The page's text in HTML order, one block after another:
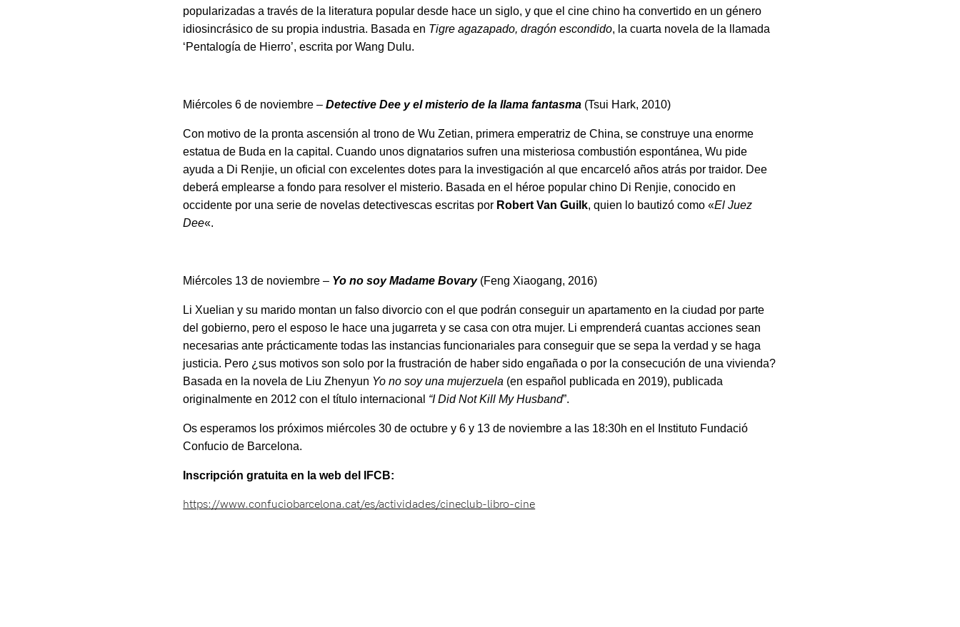
popularizadas a través de la literatura popular desde hace un siglo, y que el cine chino ha convertido en un género
idiosincrásico de su propia industria. Basada en Tigre agazapado, dragón escondido, la cuarta novela de la llamada
‘Pentalogía de Hierro’, escrita por Wang Dulu.
Miércoles 6 de noviembre –Detective Dee y el misterio de la llama fantasma (Tsui Hark, 2010)
Con motivo de la pronta ascensión al trono de Wu Zetian, primera emperatriz de China, se construye una enorme
estatua de Buda en la capital. Cuando unos dignatarios sufren una misteriosa combustión espontánea, Wu pide
ayuda a Di Renjie, un oficial con excelentes dotes para la investigación al que encarceló años atrás por traidor. Dee
deberá emplearse a fondo para resolver el misterio. Basada en el héroe popular chino Di Renjie, conocido en
occidente por una serie de novelas detectivescas escritas por Robert Van Guilk, quien lo bautizó como «El Juez
Dee«.
Miércoles 13 de noviembre – Yo no soy Madame Bovary(Feng Xiaogang, 2016)
Li Xuelian y su marido montan un falso divorcio con el que podrán conseguir un apartamento en la ciudad por parte
del gobierno, pero el esposo le hace una jugarreta y se casa con otra mujer. Li emprenderá cuantas acciones sean
necesarias ante prácticamente todas las instancias funcionariales para conseguir que se sepa la verdad y se haga
justicia. Pero ¿sus motivos son solo por la frustración de haber sido engañada o por la consecución de una vivienda?
Basada en la novela de Liu Zhenyun Yo no soy una mujerzuela (en español publicada en 2019), publicada
originalmente en 2012 con el título internacional “I Did Not Kill My Husband”.
Os esperamos los próximos miércoles 30 de octubre y 6 y 13 de noviembre a las 18:30h en el Instituto Fundació
Confucio de Barcelona.
Inscripción gratuita en la web del IFCB:
https://www.confuciobarcelona.cat/es/actividades/cineclub-libro-cine